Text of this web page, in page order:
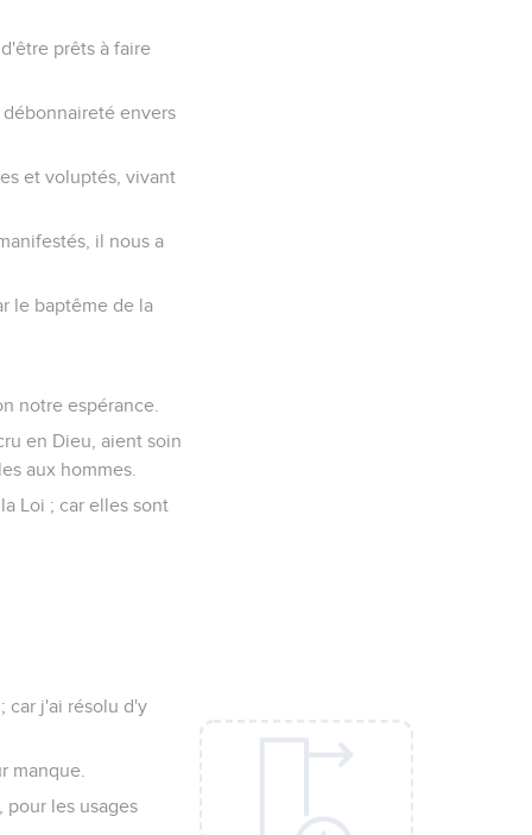
prêts à faire
envers
et voluptés, vivant
il nous a
le baptême de la
notre espérance.
en Dieu, aient soin
aux hommes.
Loi ; car elles sont
car j'ai résolu d'y
manque.
pour les usages